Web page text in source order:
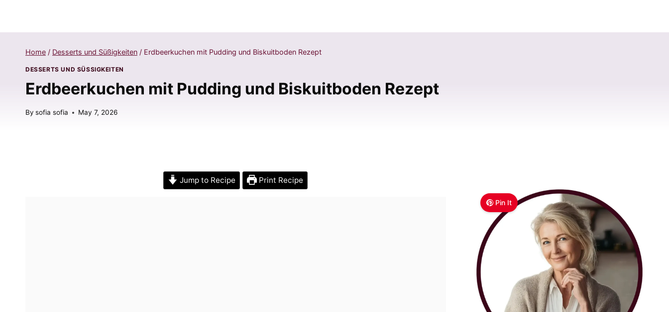
Home / Desserts und Süßigkeiten / Erdbeerkuchen mit Pudding und Biskuitboden Rezept
DESSERTS UND SÜSSIGKEITEN
Erdbeerkuchen mit Pudding und Biskuitboden Rezept
By sofia sofia May 7, 2026
Jump to Recipe Print Recipe
Pin It